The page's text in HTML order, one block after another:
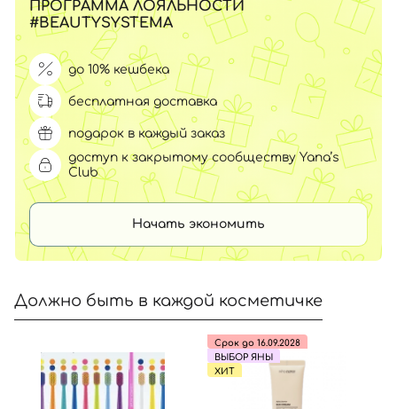
ПРОГРАММА ЛОЯЛЬНОСТИ
#BEAUTYSYSTEMA
до 10% кешбека
бесплатная доставка
подарок в каждый заказ
доступ к закрытому сообществу Yana’s
Club
Начать экономить
Должно быть в каждой косметичке
Срок до 16.09.2028
ВЫБОР ЯНЫ
ХИТ